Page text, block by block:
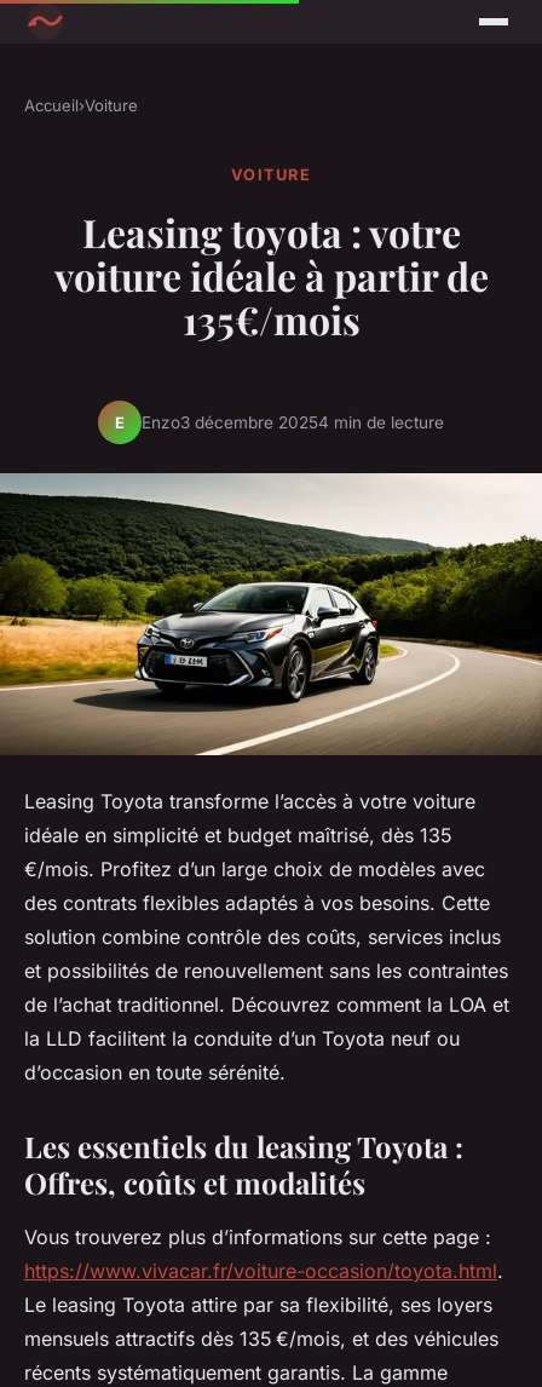
Accueil›Voiture
VOITURE
Leasing toyota : votre
voiture idéale à partir de
135€/mois
E Enzo3 décembre 20254 min de lecture
Leasing Toyota transforme l’accès à votre voiture
idéale en simplicité et budget maîtrisé, dès 135
€/mois. Profitez d’un large choix de modèles avec
des contrats flexibles adaptés à vos besoins. Cette
solution combine contrôle des coûts, services inclus
et possibilités de renouvellement sans les contraintes
de l’achat traditionnel. Découvrez comment la LOA et
la LLD facilitent la conduite d’un Toyota neuf ou
d’occasion en toute sérénité.
Les essentiels du leasing Toyota :
Offres, coûts et modalités
Vous trouverez plus d’informations sur cette page :
https://www.vivacar.fr/voiture-occasion/toyota.html.
Le leasing Toyota attire par sa flexibilité, ses loyers
mensuels attractifs dès 135 €/mois, et des véhicules
récents systématiquement garantis. La gamme